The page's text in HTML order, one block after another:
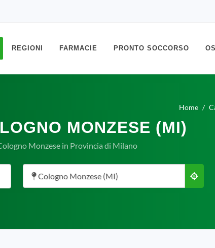
REGIONI FARMACIE PRONTO SOCCORSO
Home
MONZESE (MI)
Monzese in Provincia di Milano
Cologno Monzese (MI)